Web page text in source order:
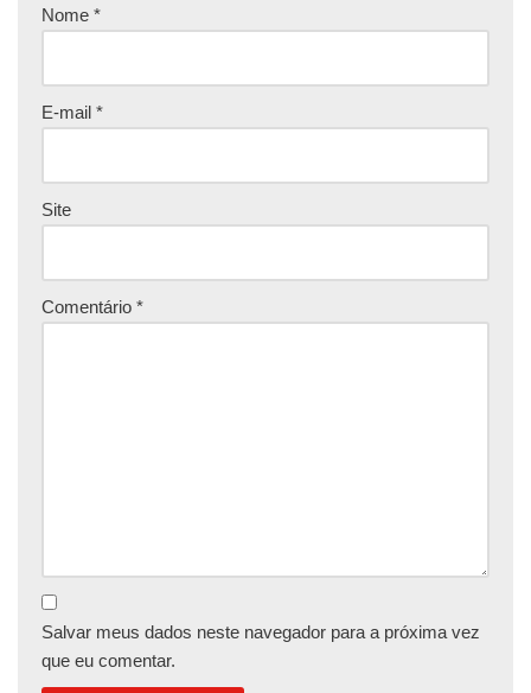
Nome *
E-mail *
Site
Comentário *
Salvar meus dados neste navegador para a próxima vez
que eu comentar.